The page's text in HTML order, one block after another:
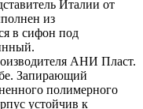
Италии от
из
в сифон под
АНИ Пласт.
Запирающий
полимерного
устойчив к